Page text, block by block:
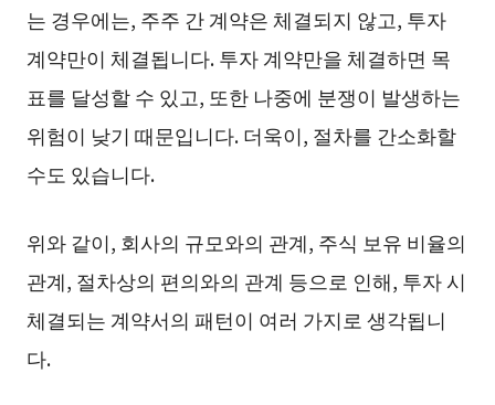
는 경우에는, 주주 간 계약은 체결되지 않고, 투자
계약만이 체결됩니다. 투자 계약만을 체결하면 목
표를 달성할 수 있고, 또한 나중에 분쟁이 발생하는
위험이 낮기 때문입니다. 더욱이, 절차를 간소화할
수도 있습니다.
위와 같이, 회사의 규모와의 관계, 주식 보유 비율의
관계, 절차상의 편의와의 관계 등으로 인해, 투자 시
체결되는 계약서의 패턴이 여러 가지로 생각됩니
다.